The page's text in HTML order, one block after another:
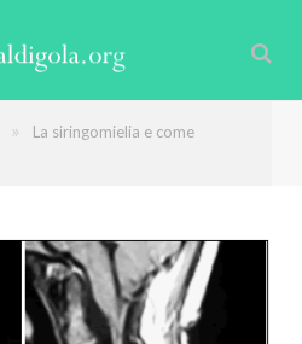
»
La siringomielia e come